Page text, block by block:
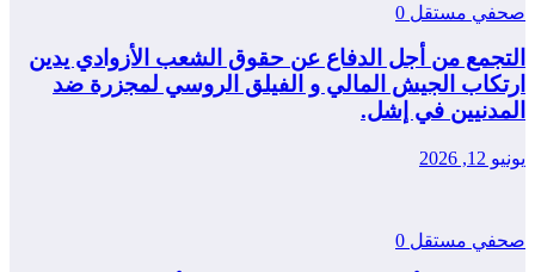
صحفي مستقل 0
التجمع من أجل الدفاع عن حقوق الشعب الأزوادي يدين
ارتكاب الجيش المالي و الفيلق الروسي لمجزرة ضد
المدنيين في إشل.
يونيو 12, 2026
صحفي مستقل 0